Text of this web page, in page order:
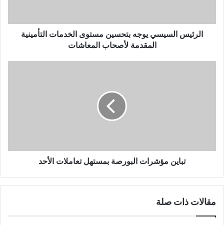
الرئيس السيسي يوجه بتحسين مستوى الخدمات التأمينية
المقدمة لأصحاب المعاشات
تباين مؤشرات البورصة بمستهل تعاملات الأحد
مقالات ذات صلة